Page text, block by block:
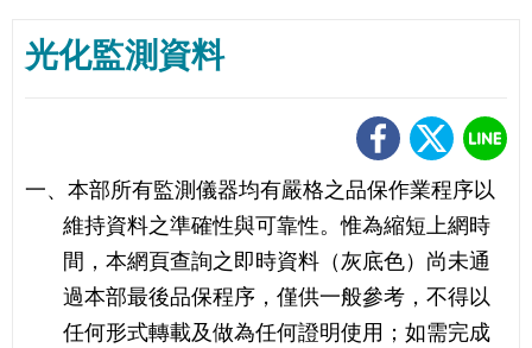
光化監測資料
一、本部所有監測儀器均有嚴格之品保作業程序以
維持資料之準確性與可靠性。惟為縮短上網時
間，本網頁查詢之即時資料（灰底色）尚未通
過本部最後品保程序，僅供一般參考，不得以
任何形式轉載及做為任何證明使用；如需完成